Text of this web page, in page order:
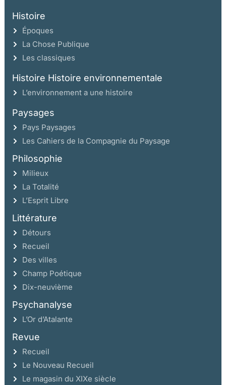
Histoire
Époques
La Chose Publique
Les classiques
Histoire Histoire environnementale
L’environnement a une histoire
Paysages
Pays Paysages
Les Cahiers de la Compagnie du Paysage
Philosophie
Milieux
La Totalité
L’Esprit Libre
Littérature
Détours
Recueil
Des villes
Champ Poétique
Dix-neuvième
Psychanalyse
L’Or d’Atalante
Revue
Recueil
Le Nouveau Recueil
Le magasin du XIXe siècle